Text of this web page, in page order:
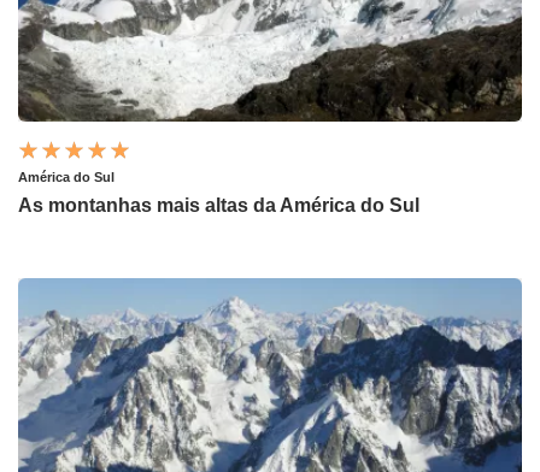
América do Sul
As montanhas mais altas da América do Sul